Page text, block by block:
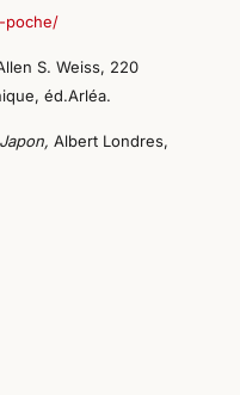
poche/
S. Weiss, 220
éd.Arléa.
Albert Londres,